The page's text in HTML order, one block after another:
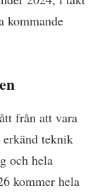
kommande
från att vara
teknik
och hela
kommer hela